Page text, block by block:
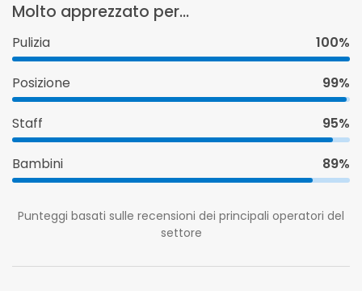
Molto apprezzato per...
Pulizia 100%
Posizione 99%
Staff 95%
Bambini 89%
Punteggi basati sulle recensioni dei principali operatori del
settore